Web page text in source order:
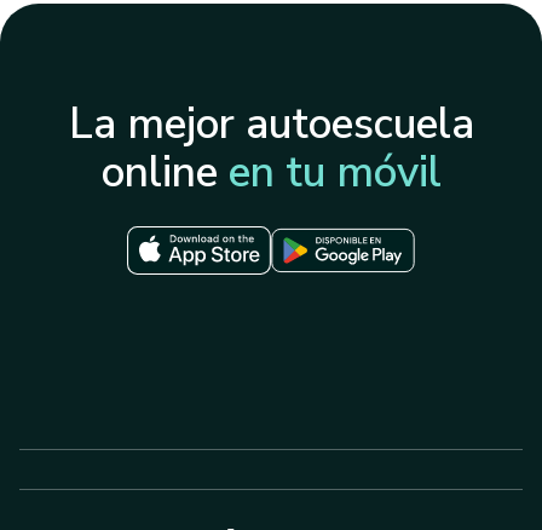
La mejor autoescuela
online en tu móvil